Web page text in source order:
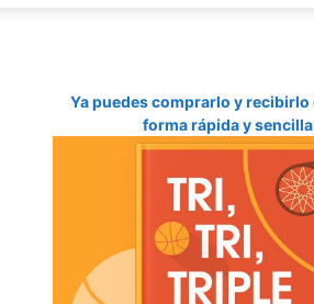
Ya puedes comprarlo y recibirlo
forma rápida y